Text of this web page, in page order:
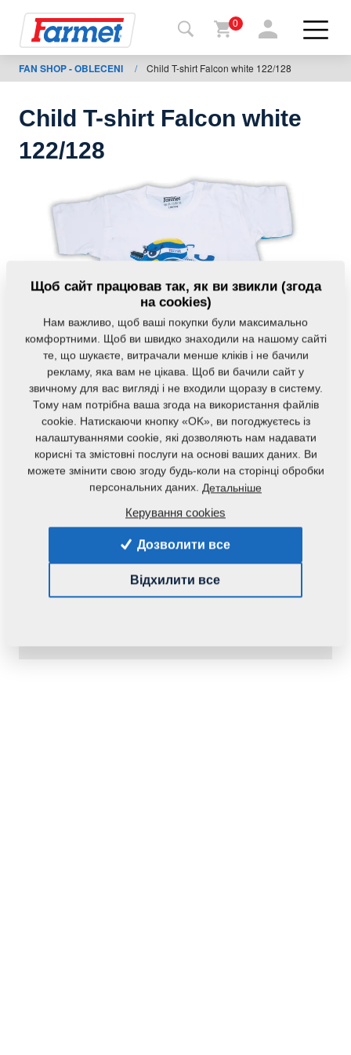
Назад
на
Farmet
Мої
машини
Завантаження
0
FAN SHOP - OBLECENI / Child T-shirt Falcon white 122/128
Child T-shirt Falcon white
122/128
Маса: 0,1400 Кг
Щоб сайт працював так, як ви звикли (згода
на cookies)
Нам важливо, щоб ваші покупки були максимально
комфортними. Щоб ви швидко знаходили на нашому сайті
те, що шукаєте, витрачали менше кліків і не бачили
рекламу, яка вам не цікава. Щоб ви бачили сайт у
звичному для вас вигляді і не входили щоразу в систему.
Тому нам потрібна ваша згода на використання файлів
cookie. Натискаючи кнопку «OK», ви погоджуєтесь із
налаштуваннями cookie, які дозволяють нам надавати
корисні та змістовні послуги на основі ваших даних. Ви
можете змінити свою згоду будь-коли на сторінці обробки
персональних даних. Детальніше
Керування cookies
Дозволити все
Відхилити все